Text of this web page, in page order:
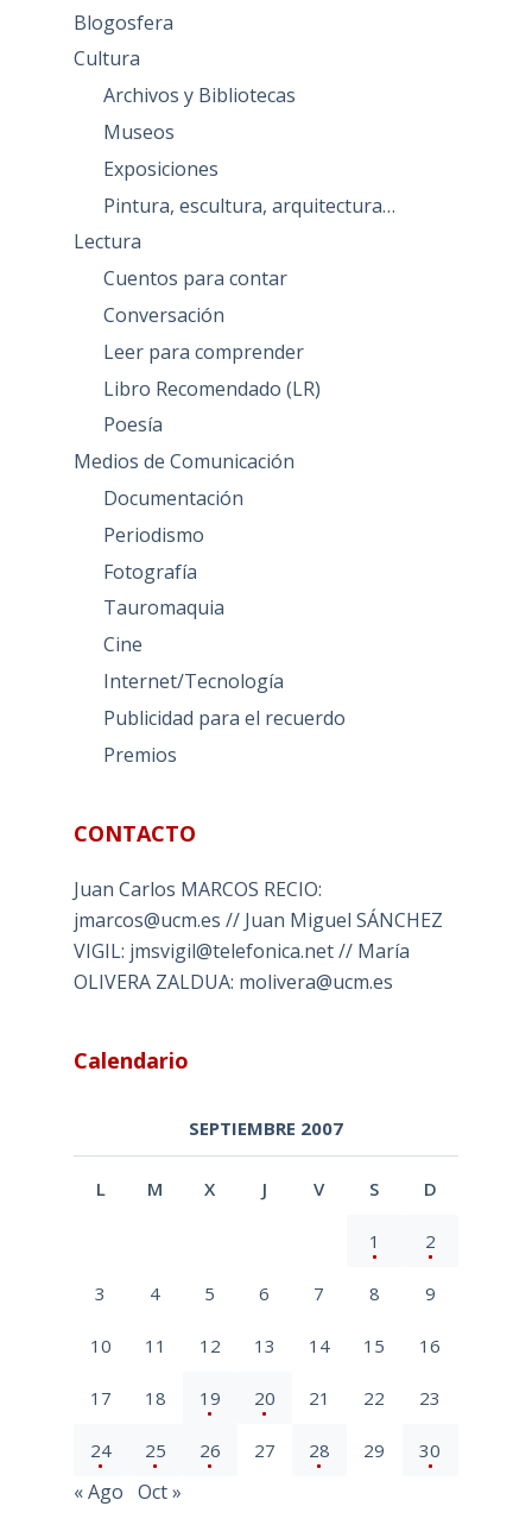
Blogosfera
Cultura
Archivos y Bibliotecas
Museos
Exposiciones
Pintura, escultura, arquitectura…
Lectura
Cuentos para contar
Conversación
Leer para comprender
Libro Recomendado (LR)
Poesía
Medios de Comunicación
Documentación
Periodismo
Fotografía
Tauromaquia
Cine
Internet/Tecnología
Publicidad para el recuerdo
Premios
CONTACTO
Juan Carlos MARCOS RECIO:
jmarcos@ucm.es // Juan Miguel SÁNCHEZ
VIGIL: jmsvigil@telefonica.net // María
OLIVERA ZALDUA: molivera@ucm.es
Calendario
SEPTIEMBRE 2007
L M X J V S D
1 2
3 4 5 6 7 8 9
10 11 12 13 14 15 16
17 18 19 20 21 22 23
24 25 26 27 28 29 30
« Ago Oct »